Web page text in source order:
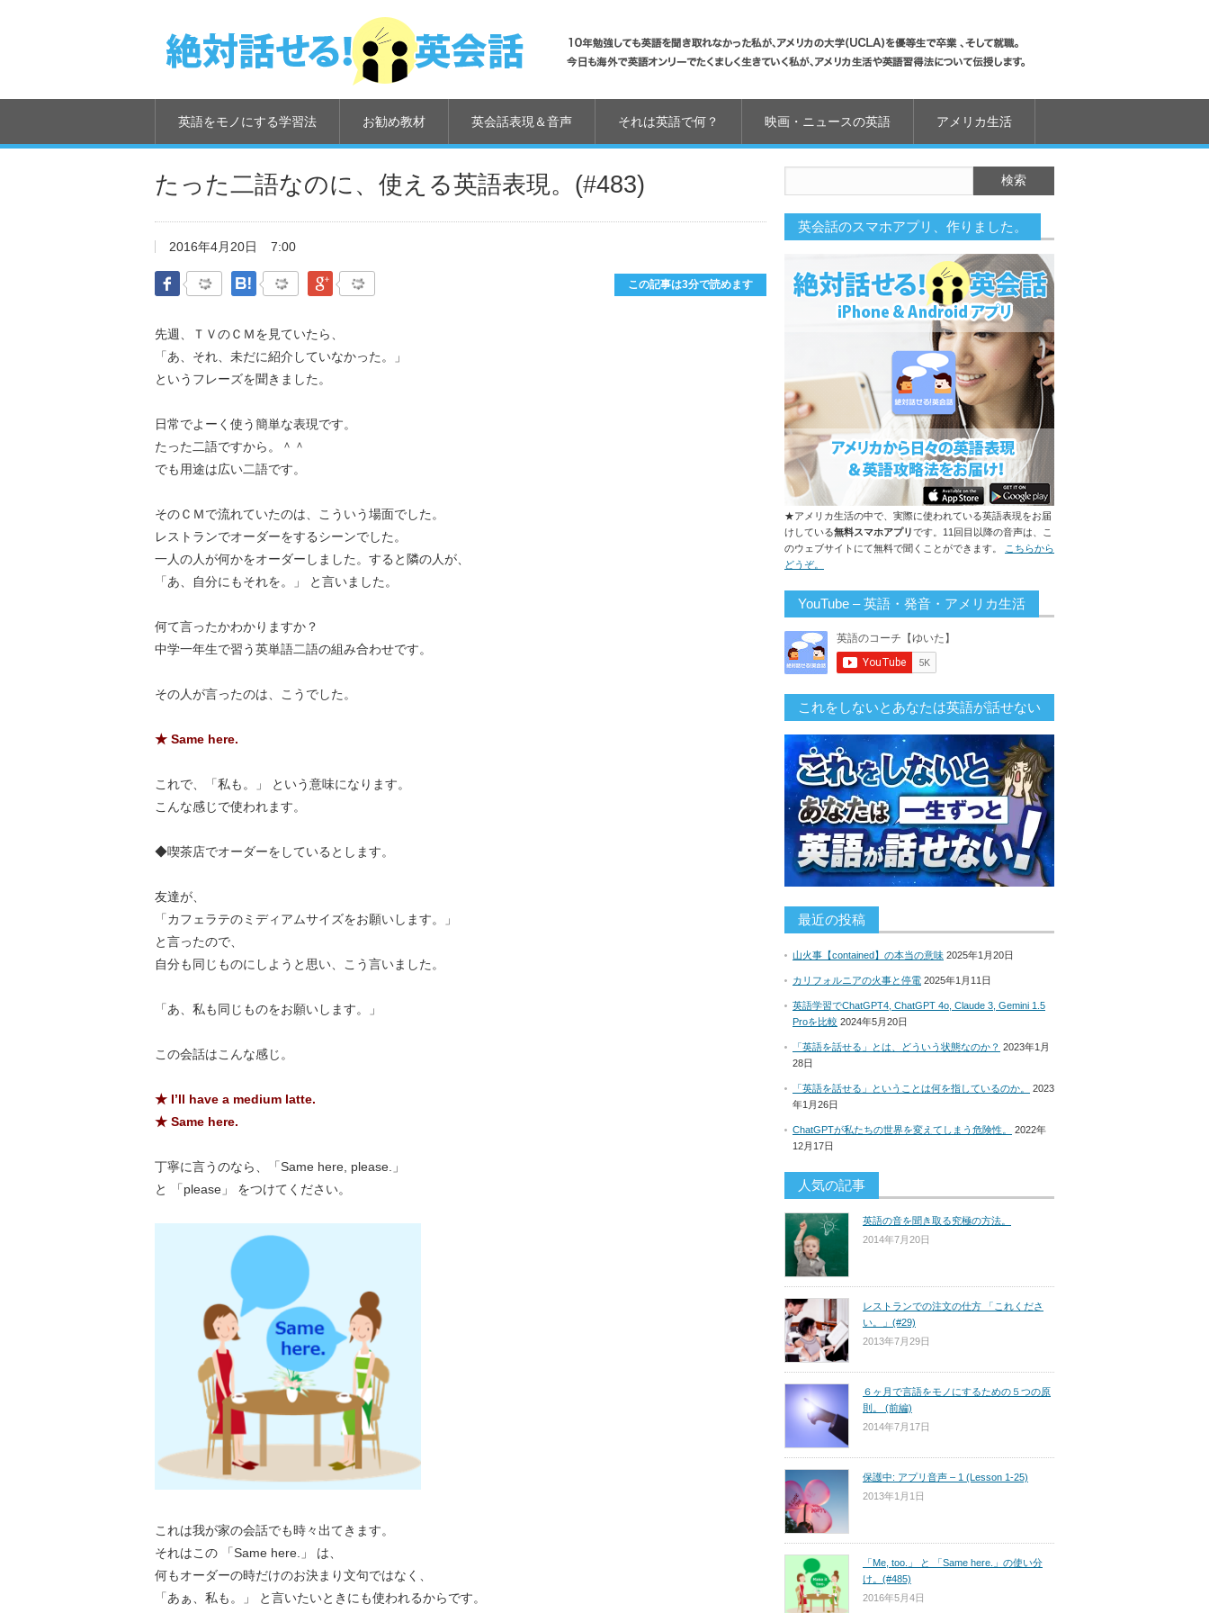
英語をモノにする学習法 お勧め教材 英会話表現＆音声 それは英語で何？ 映画・ニュースの英語 アメリカ生活
たった二語なのに、使える英語表現。(#483)
2016年4月20日 7:00
Facebook はてなブックマークGoogle Plus この記事は3分で読めます
先週、ＴＶのＣＭを見ていたら、
「あ、それ、未だに紹介していなかった。」
というフレーズを聞きました。
日常でよーく使う簡単な表現です。
たった二語ですから。＾＾
でも用途は広い二語です。
そのＣＭで流れていたのは、こういう場面でした。
レストランでオーダーをするシーンでした。
一人の人が何かをオーダーしました。すると隣の人が、
「あ、自分にもそれを。」 と言いました。
何て言ったかわかりますか？
中学一年生で習う英単語二語の組み合わせです。
その人が言ったのは、こうでした。
★ Same here.
これで、「私も。」 という意味になります。
こんな感じで使われます。
◆喫茶店でオーダーをしているとします。
友達が、
「カフェラテのミディアムサイズをお願いします。」
と言ったので、
自分も同じものにしようと思い、こう言いました。
「あ、私も同じものをお願いします。」
この会話はこんな感じ。
★ I’ll have a medium latte.
★ Same here.
丁寧に言うのなら、「Same here, please.」
と 「please」 をつけてください。
これは我が家の会話でも時々出てきます。
それはこの 「Same here.」 は、
何もオーダーの時だけのお決まり文句ではなく、
「あぁ、私も。」 と言いたいときにも使われるからです。
英会話のスマホアプリ、作りました。
★アメリカ生活の中で、実際に使われている英語表現をお届
けしている無料スマホアプリです。11回目以降の音声は、こ
のウェブサイトにて無料で聞くことができます。
こちらから
どうぞ。
YouTube – 英語・発音・アメリカ生活
これをしないとあなたは英語が話せない
最近の投稿
山火事【contained】の本当の意味 2025年1月20日
カリフォルニアの火事と停電 2025年1月11日
英語学習でChatGPT4, ChatGPT 4o, Claude 3, Gemini 1.5
Proを比較 2024年5月20日
「英語を話せる」とは、どういう状態なのか？ 2023年1月
28日
「英語を話せる」ということは何を指しているのか。
2023
年1月26日
ChatGPTが私たちの世界を変えてしまう危険性。
2022年
12月17日
人気の記事
英語の音を聞き取る究極の方法。
2014年7月20日
レストランでの注文の仕方 「これくださ
い。」(#29)
2013年7月29日
６ヶ月で言語をモノにするための５つの原
則。 (前編)
2014年7月17日
保護中: アプリ音声 – 1 (Lesson 1-25)
2013年1月1日
「Me, too.」 と 「Same here.」の使い分
け。(#485)
2016年5月4日